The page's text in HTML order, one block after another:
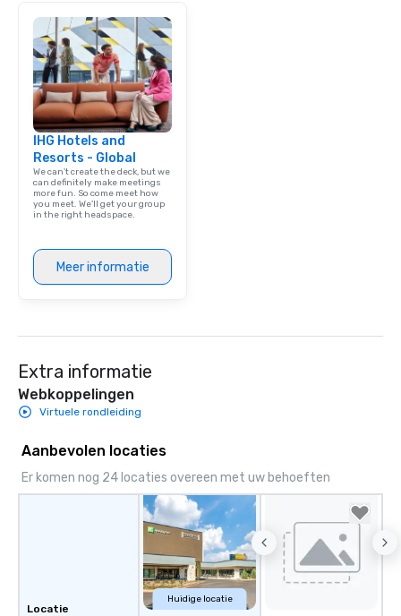
IHG Hotels and
Resorts - Global
We can't create the deck, but we
can definitely make meetings
more fun. So come meet how
you meet. We'll get your group
in the right headspace.
Meer informatie
Extra informatie
Webkoppelingen
Virtuele rondleiding
Aanbevolen locaties
Er komen nog 24 locaties overeen met uw behoeften
Locatie
Huidige locatie